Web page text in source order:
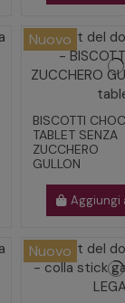
Nuovo
BISCOTTI
TABLET SENZA
ZUCCHERO
GULLON
Aggiungi
Nuovo